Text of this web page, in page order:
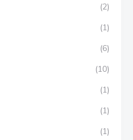
(2)
(1)
(6)
(10)
(1)
(1)
(1)